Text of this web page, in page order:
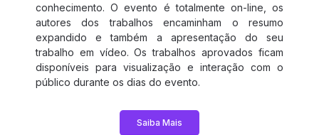
conhecimento. O evento é totalmente on-line, os
autores dos trabalhos encaminham o resumo
expandido e também a apresentação do seu
trabalho em vídeo. Os trabalhos aprovados ficam
disponíveis para visualização e interação com o
público durante os dias do evento.
Saiba Mais